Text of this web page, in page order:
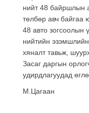
нийт 48 байршлын
төлбөр авч байгаа
48 авто зогсоолын
нийтийн
хяналт тавьж,
Засаг даргын
удирдлагуудад
М.Цагаан